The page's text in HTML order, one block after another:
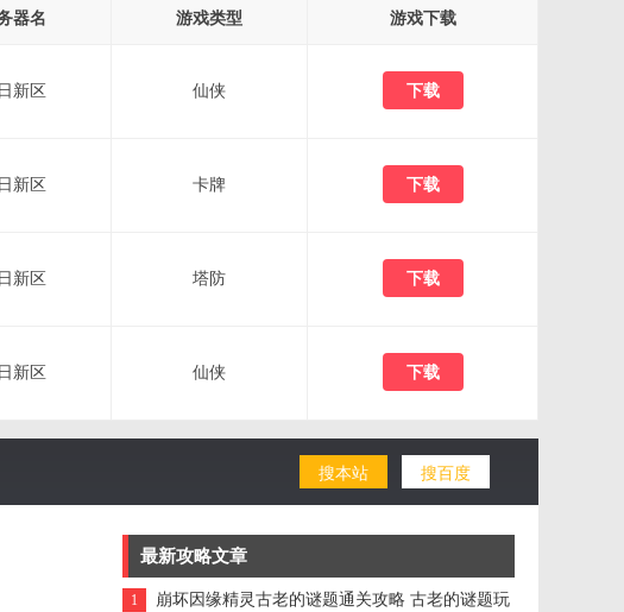
器名 游戏类型 游戏下载
新区 仙侠 下载
新区 卡牌 下载
新区 塔防 下载
新区 仙侠 下载
搜百度
搜本站
最新攻略文章
1
崩坏因缘精灵古老的谜题通关攻略 古老的谜题玩